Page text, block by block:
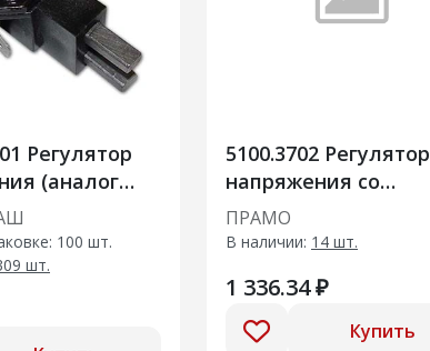
Регулятор
(аналог
100 шт.
шт.
5100.3702 Регулятор
напряжения со
щеточным узлом
ПРАМО
В наличии: 14 шт.
1 336.34 ₽
Купить